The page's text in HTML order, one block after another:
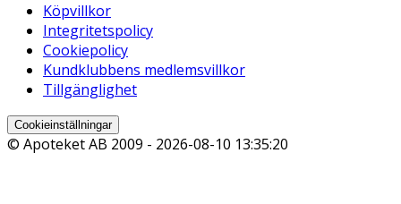
Köpvillkor
Integritetspolicy
Cookiepolicy
Kundklubbens medlemsvillkor
Tillgänglighet
Cookieinställningar
© Apoteket AB 2009 - 2026-08-10 13:35:20